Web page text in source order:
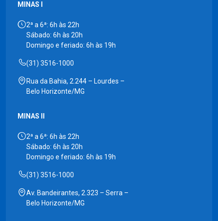
MINAS I
2ª a 6ª: 6h às 22h
Sábado: 6h às 20h
Domingo e feriado: 6h às 19h
(31) 3516-1000
Rua da Bahia, 2.244 – Lourdes –
Belo Horizonte/MG
MINAS II
2ª a 6ª: 6h às 22h
Sábado: 6h às 20h
Domingo e feriado: 6h às 19h
(31) 3516-1000
Av. Bandeirantes, 2.323 – Serra –
Belo Horizonte/MG